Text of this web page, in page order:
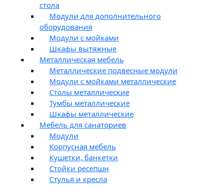
стола
Модули для дополнительного
оборудования
Модули с мойками
Шкафы вытяжные
Металлическая мебель
Металлические подвесные модули
Модули с мойками металлические
Столы металлические
Тумбы металлические
Шкафы металлические
Мебель для санаториев
Модули
Корпусная мебель
Кушетки, банкетки
Стойки ресепшн
Стулья и кресла